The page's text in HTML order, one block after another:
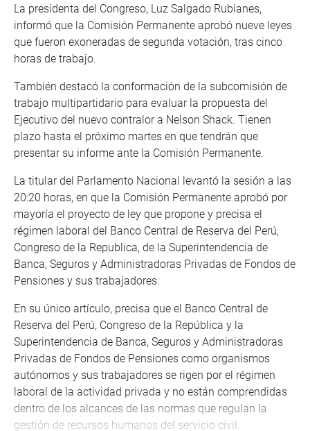
La presidenta del Congreso, Luz Salgado Rubianes,
informó que la Comisión Permanente aprobó nueve leyes
que fueron exoneradas de segunda votación, tras cinco
horas de trabajo.
También destacó la conformación de la subcomisión de
trabajo multipartidario para evaluar la propuesta del
Ejecutivo del nuevo contralor a Nelson Shack. Tienen
plazo hasta el próximo martes en que tendrán que
presentar su informe ante la Comisión Permanente.
La titular del Parlamento Nacional levantó la sesión a las
20:20 horas, en que la Comisión Permanente aprobó por
mayoría el proyecto de ley que propone y precisa el
régimen laboral del Banco Central de Reserva del Perú,
Congreso de la Republica, de la Superintendencia de
Banca, Seguros y Administradoras Privadas de Fondos de
Pensiones y sus trabajadores.
En su único artículo, precisa que el Banco Central de
Reserva del Perú, Congreso de la República y la
Superintendencia de Banca, Seguros y Administradoras
Privadas de Fondos de Pensiones como organismos
autónomos y sus trabajadores se rigen por el régimen
laboral de la actividad privada y no están comprendidas
dentro de los alcances de las normas que regulan la
gestión de recursos humanos del servicio civil.